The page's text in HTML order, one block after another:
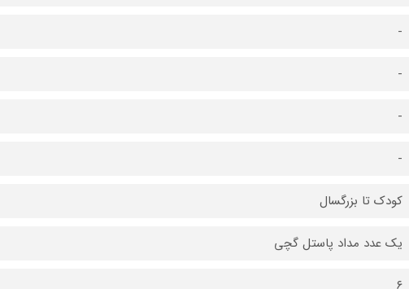
-
-
-
-
کودک تا بزرگسال
یک عدد مداد پاستل گچی